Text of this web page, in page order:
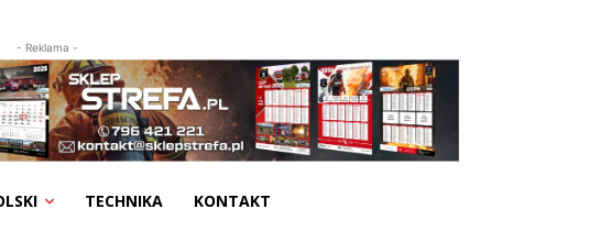
- Reklama -
TECHNIKA KONTAKT